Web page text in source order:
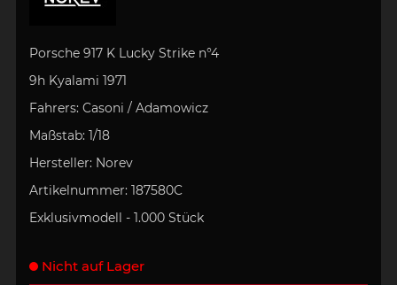
Porsche 917 KLucky Strike n°4
9h Kyalami 1971
Fahrers: Casoni / Adamowicz
Maßstab: 1/18
Hersteller: Norev
Artikelnummer: 187580C
Exklusivmodell - 1.000 Stück
Nicht auf Lager